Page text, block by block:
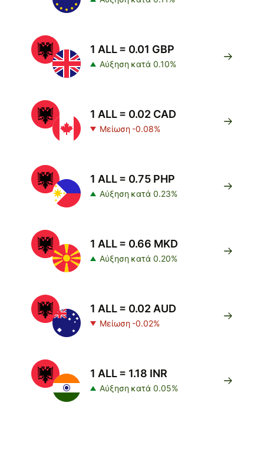
1 ALL = 0.01 GBP
Αύξηση κατά 0.10%
1 ALL = 0.02 CAD
Μείωση -0.08%
1 ALL = 0.75 PHP
Αύξηση κατά 0.23%
1 ALL = 0.66 MKD
Αύξηση κατά 0.20%
1 ALL = 0.02 AUD
Μείωση -0.02%
1 ALL = 1.18 INR
Αύξηση κατά 0.05%